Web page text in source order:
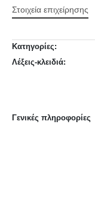
Στοιχεία επιχείρησης
Κατηγορίες:
Λέξεις-κλειδιά:
Γενικές πληροφορίες